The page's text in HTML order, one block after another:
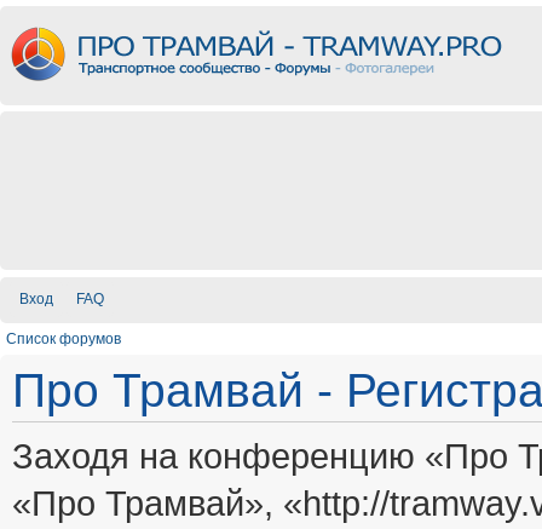
Вход FAQ
Список форумов
Про Трамвай -
Заходя на конференцию «Про
«Про Трамвай», «http://